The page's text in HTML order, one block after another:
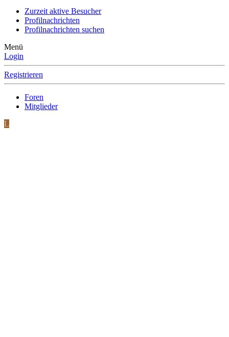
Zurzeit aktive Besucher
Profilnachrichten
Profilnachrichten suchen
Menü
Login
Registrieren
Foren
Mitglieder
L